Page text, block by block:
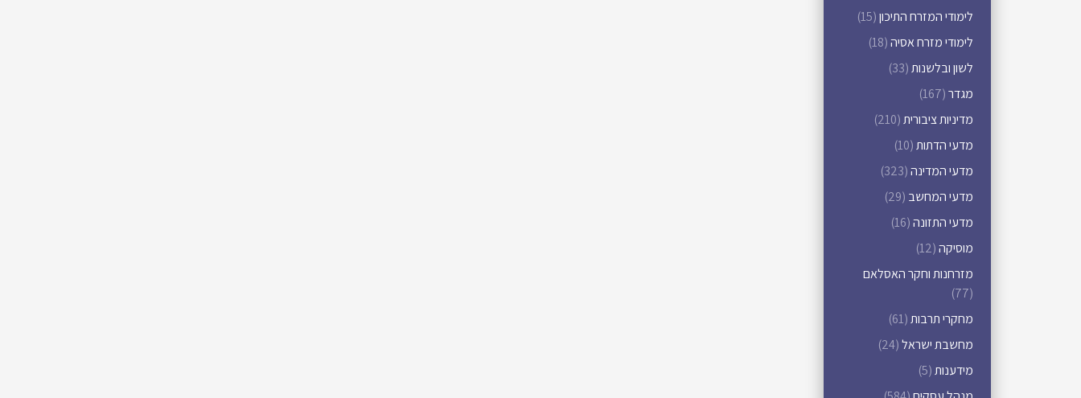
לימודי המזרח התיכון(15)
לימודי מזרח אסיה(18)
לשון ובלשנות(33)
מגדר(167)
מדיניות ציבורית(210)
מדעי הדתות(10)
מדעי המדינה(323)
מדעי המחשב (29)
מדעי התזונה(16)
מוסיקה(12)
מזרחנות וחקר האסלאם
(77)
מחקרי תרבות(61)
מחשבת ישראל(24)
מידענות(5)